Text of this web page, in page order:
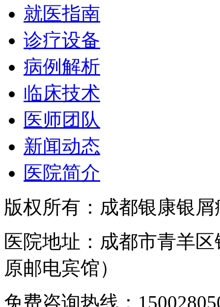
就医指南
诊疗设备
病例解析
临床技术
医师团队
新闻动态
医院简介
版权所有：成都银康银
医院地址：成都市青羊
原邮电宾馆）
免费咨询热线：